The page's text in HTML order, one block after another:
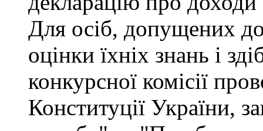
Для осіб, допущених
оцінки їхніх знань і
конкурсної комісії
Конституції України,